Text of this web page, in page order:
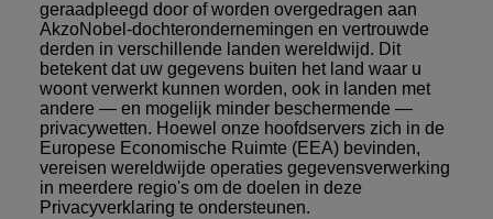
geraadpleegd door of worden overgedragen aan
AkzoNobel-dochterondernemingen en vertrouwde
derden in verschillende landen wereldwijd. Dit
betekent dat uw gegevens buiten het land waar u
woont verwerkt kunnen worden, ook in landen met
andere — en mogelijk minder beschermende —
privacywetten. Hoewel onze hoofdservers zich in de
Europese Economische Ruimte (EEA) bevinden,
vereisen wereldwijde operaties gegevensverwerking
in meerdere regio's om de doelen in deze
Privacyverklaring te ondersteunen.